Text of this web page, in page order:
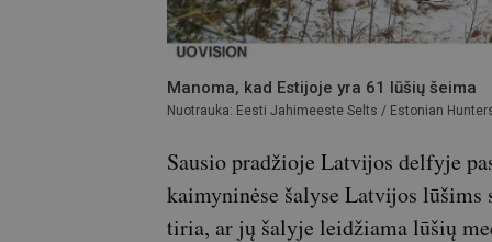
Manoma, kad Estijoje yra 61 lūšių šeima
Nuotrauka: Eesti Jahimeeste Selts / Estonian
Sausio pradžioje Latvijos delfyje
kaimyninėse šalyse Latvijos
tiria, ar jų šalyje leidžiama lūšių